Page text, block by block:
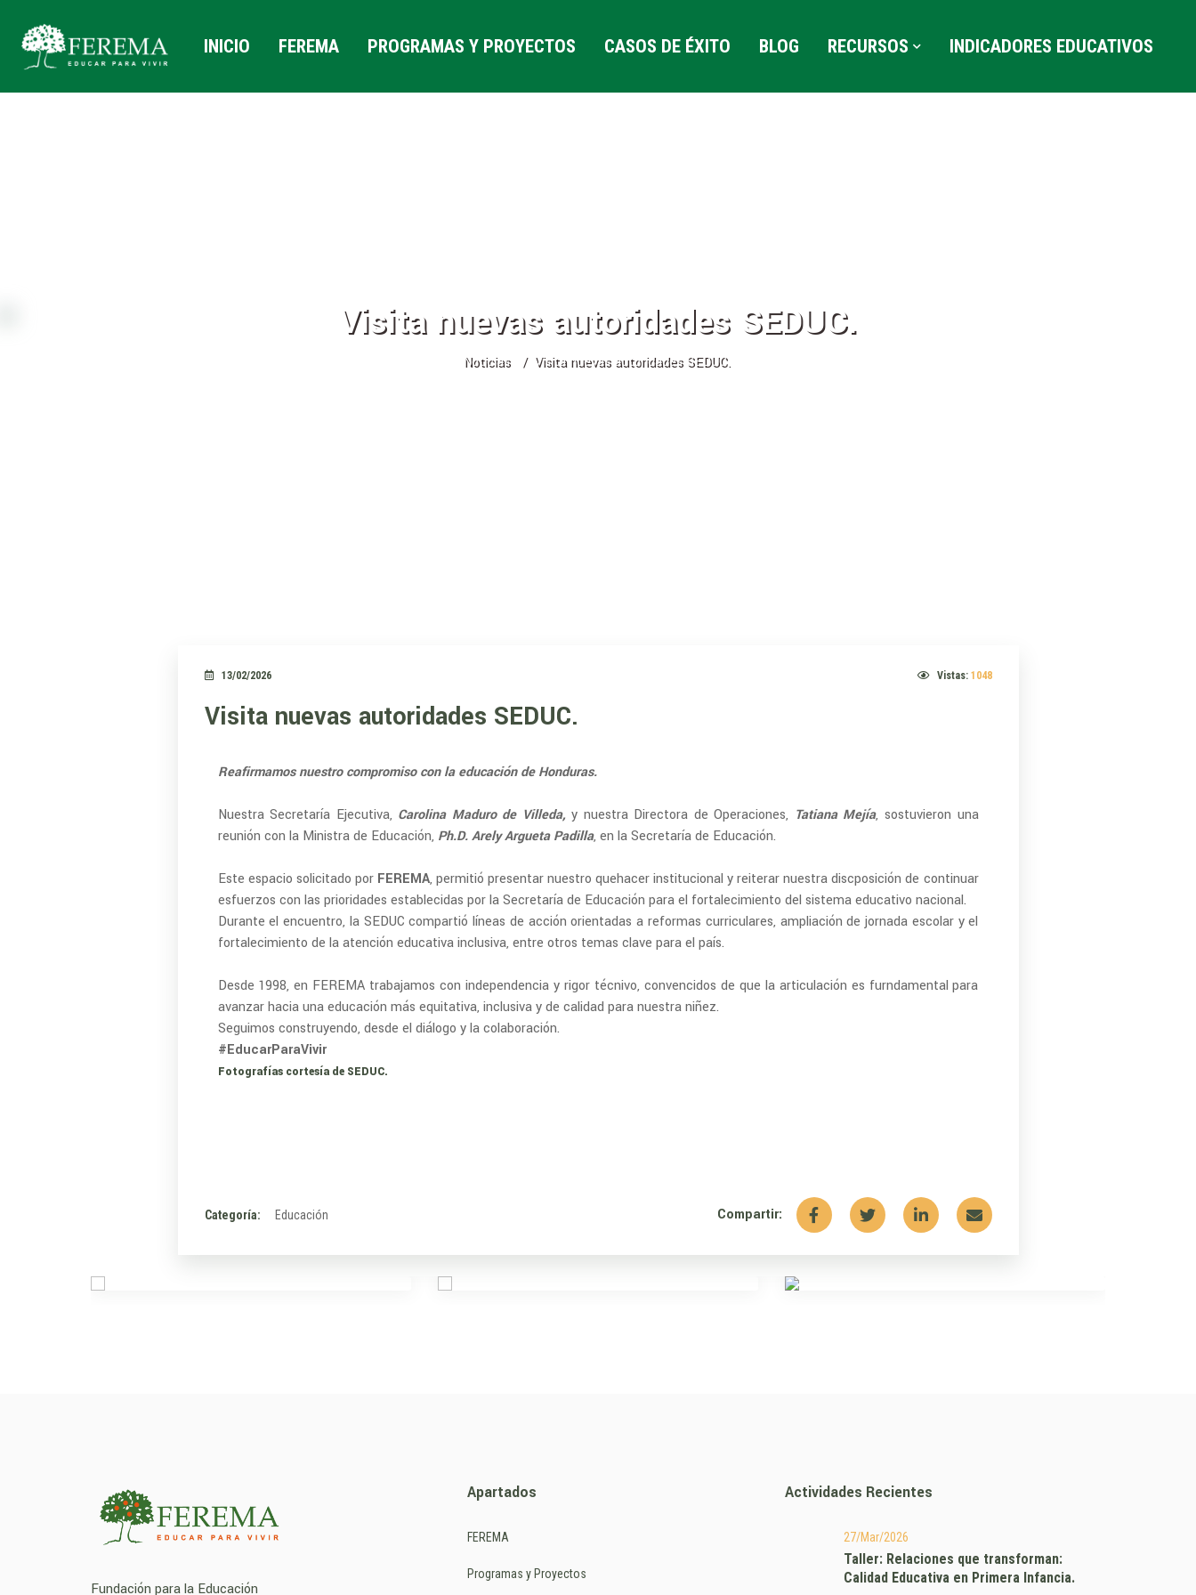
INICIO FEREMA PROGRAMAS Y PROYECTOS CASOS DE ÉXITO BLOG RECURSOS INDICADORES EDUCATIVOS
Visita nuevas autoridades SEDUC.
Noticias Visita nuevas autoridades SEDUC.
13/02/2026 Vistas: 1048
Visita nuevas autoridades SEDUC.
Reafirmamos nuestro compromiso con la educación de Honduras.
Nuestra Secretaría Ejecutiva, Carolina Maduro de Villeda, y nuestra Directora de Operaciones, Tatiana Mejía, sostuvieron una
reunión con la Ministra de Educación, Ph.D. Arely Argueta Padilla, en la Secretaría de Educación.
Este espacio solicitado por FEREMA, permitió presentar nuestro quehacer institucional y reiterar nuestra discposición de continuar
esfuerzos con las prioridades establecidas por la Secretaría de Educación para el fortalecimiento del sistema educativo nacional.
Durante el encuentro, la SEDUC compartió líneas de acción orientadas a reformas curriculares, ampliación de jornada escolar y el
fortalecimiento de la atención educativa inclusiva, entre otros temas clave para el país.
Desde 1998, en FEREMA trabajamos con independencia y rigor técnivo, convencidos de que la articulación es furndamental para
avanzar hacia una educación más equitativa, inclusiva y de calidad para nuestra niñez.
Seguimos construyendo, desde el diálogo y la colaboración.
#EducarParaVivir
Fotografías cortesía de SEDUC.
Categoría: Educación Compartir:
Fundación para la Educación
Apartados
FEREMA
Programas y Proyectos
Actividades Recientes
27/Mar/2026
Taller: Relaciones que transforman:
Calidad Educativa en Primera Infancia.